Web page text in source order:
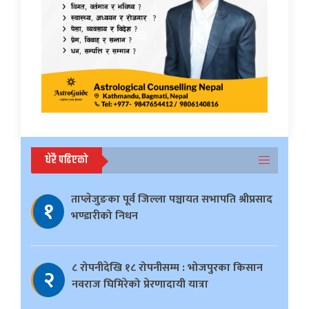
धेरै पढिएको
१
ताप्लेजुङका पूर्व जिल्ला पञ्चायत सभापति श्रीप्रसाद
भण्डारीको निधन
२
८ रोपनीदेखि १८ रोपनीसम्म : भोजपुरका किसान
नवराज घिमिरेको प्रेरणादायी यात्रा